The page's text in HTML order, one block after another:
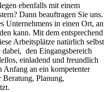
ebenfalls mit einem
Dann beauftragen Sie uns.
Unternehmens in einen Ort, an
kann. Mit dem entsprechend
Arbeitsplätze natürlich selbst
den Eingangsbereich
einladend und freundlich
Anfang an ein kompetenter
Beratung, Planung,